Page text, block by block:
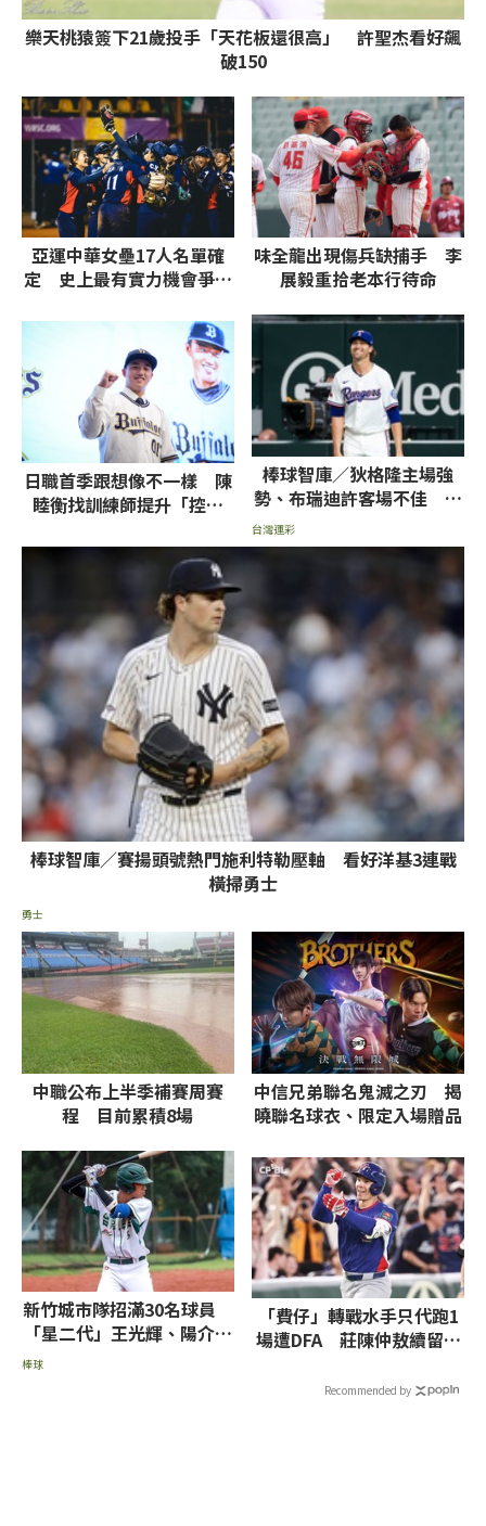
樂天桃猿簽下21歲投手「天花板還很高」 許聖杰看好飆
破150
亞運中華女壘17人名單確
定 史上最有實力機會爭取
味全龍出現傷兵缺捕手 李
展毅重拾老本行待命
日職首季跟想像不一樣 陳
睦衡找訓練師提升「控制
棒球智庫／狄格隆主場強
勢、布瑞迪許客場不佳 遊
騎兵戰金鶯乘勝追擊
台灣運彩
棒球智庫／賽揚頭號熱門施利特勒壓軸 看好洋基3連戰
橫掃勇士
勇士
中職公布上半季補賽周賽
程 目前累積8場
中信兄弟聯名鬼滅之刃 揭
曉聯名球衣、限定入場贈品
新竹城市隊招滿30名球員
「星二代」王光輝、陽介仁
棒球
「費仔」轉戰水手只代跑1
場遭DFA 莊陳仲敖續留運
Recommended by